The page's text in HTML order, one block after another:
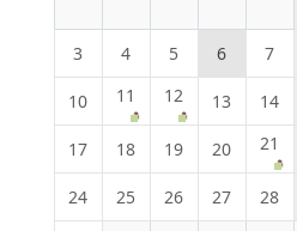
3 4 5 6 7
10 11 12 13 14
17 18 19 20 21
24 25 26 27 28